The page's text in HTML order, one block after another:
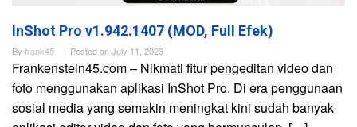
InShot Pro v1.942.1407 (MOD, Full Efek)
By frank45 Posted onJuly 11, 2023
Frankenstein45.com – Nikmati fitur pengeditan video dan
foto menggunakan aplikasi InShot Pro. Di era penggunaan
sosial media yang semakin meningkat kini sudah banyak